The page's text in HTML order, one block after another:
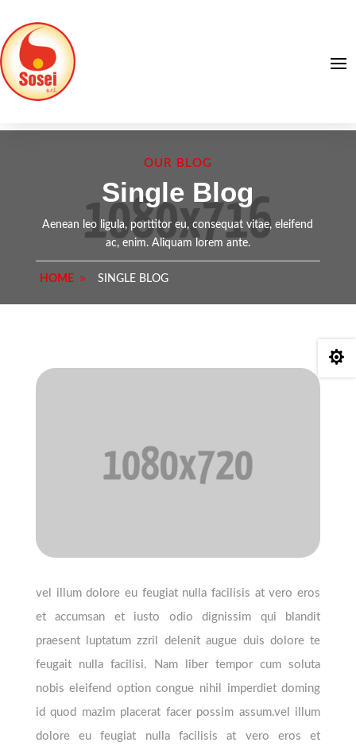
OUR BLOG
Single Blog
Aenean leo ligula, porttitor eu, consequat vitae, eleifend
ac, enim. Aliquam lorem ante.
HOME SINGLE BLOG
vel illum dolore eu feugiat nulla facilisis at vero eros
et accumsan et iusto odio dignissim qui blandit
praesent luptatum zzril delenit augue duis dolore te
feugait nulla facilisi. Nam liber tempor cum soluta
nobis eleifend option congue nihil imperdiet doming
id quod mazim placerat facer possim assum.vel illum
dolore eu feugiat nulla facilisis at vero eros et
